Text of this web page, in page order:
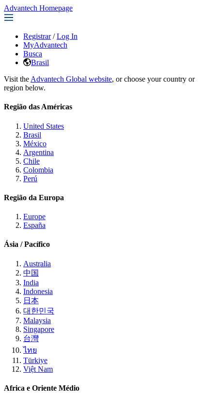
Advantech Homepage
Registrar / Log In
MyAdvantech
Busca
Brasil
Visit the Advantech Global website, or choose your country or
region below.
Região das Américas
United States
Brasil
México
Argentina
Chile
Colombia
Perú
Região da Europa
Europe
España
Ásia / Pacífico
Australia
中国
India
Indonesia
日本
대한민국
Malaysia
Singapore
台灣
ไทย
Türkiye
Việt Nam
Africa e Oriente Médio